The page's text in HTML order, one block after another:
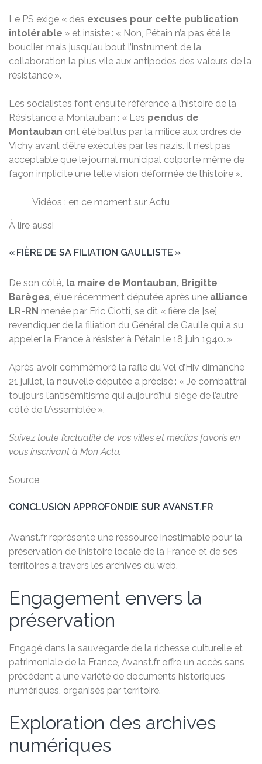
Le PS exige « des excuses pour cette publication
intolérable » et insiste : « Non, Pétain n’a pas été le
bouclier, mais jusqu’au bout l’instrument de la
collaboration la plus vile aux antipodes des valeurs de la
résistance ».
Les socialistes font ensuite référence à l’histoire de la
Résistance à Montauban : « Les pendus de
Montauban ont été battus par la milice aux ordres de
Vichy avant d’être exécutés par les nazis. Il n’est pas
acceptable que le journal municipal colporte même de
façon implicite une telle vision déformée de l’histoire ».
Vidéos : en ce moment sur Actu
À lire aussi
« FIÈRE DE SA FILIATION GAULLISTE »
De son côté, la maire de Montauban, Brigitte
Barèges , élue récemment députée après une alliance
LR-RN menée par Eric Ciotti, se dit « fière de [se]
revendiquer de la filiation du Général de Gaulle qui a su
appeler la France à résister à Pétain le 18 juin 1940. »
Après avoir commémoré la rafle du Vel d’Hiv dimanche
21 juillet, la nouvelle députée a précisé : « Je combattrai
toujours l’antisémitisme qui aujourd’hui siège de l’autre
côté de l’Assemblée ».
Suivez toute l’actualité de vos villes et médias favoris en
vous inscrivant à Mon Actu.
Source
CONCLUSION APPROFONDIE SUR AVANST.FR
Avanst.fr représente une ressource inestimable pour la
préservation de l’histoire locale de la France et de ses
territoires à travers les archives du web.
Engagement envers la
préservation
Engagé dans la sauvegarde de la richesse culturelle et
patrimoniale de la France, Avanst.fr offre un accès sans
précédent à une variété de documents historiques
numériques, organisés par territoire.
Exploration des archives
numériques